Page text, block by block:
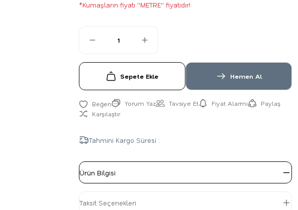
*Kumaşların fiyatı ''METRE'' fiyatıdır!
Sepete Ekle Hemen Al
Yorum Yaz Tavsiye Et Fiyat Alarmı
Paylaş
Karşılaştır
Tahmini Kargo Süresi :
Ürün Bilgisi
Taksit Seçenekleri